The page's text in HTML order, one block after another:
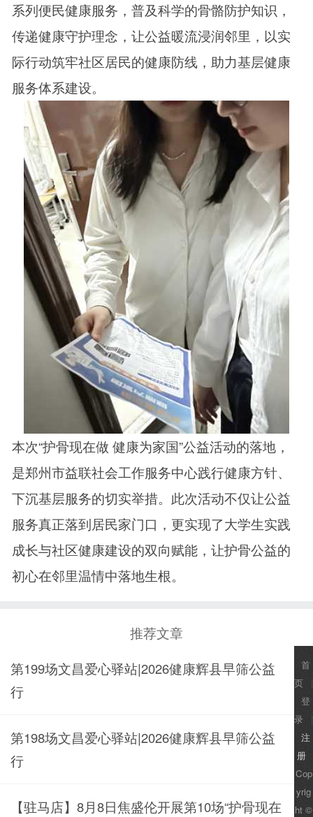
系列便民健康服务，普及科学的骨骼防护知识，
传递健康守护理念，让公益暖流浸润邻里，以实
际行动筑牢社区居民的健康防线，助力基层健康
服务体系建设。
本次“护骨现在做 健康为家国”公益活动的落地，
是郑州市益联社会工作服务中心践行健康方针、
下沉基层服务的切实举措。此次活动不仅让公益
服务真正落到居民家门口，更实现了大学生实践
成长与社区健康建设的双向赋能，让护骨公益的
初心在邻里温情中落地生根。
推荐文章
第199场文昌爱心驿站|2026健康辉县早筛公益
行
第198场文昌爱心驿站|2026健康辉县早筛公益
行
【驻马店】8月8日焦盛伦开展第10场“护骨现在
首
页
|
登
录
|
注
册
Cop
yrig
ht ©